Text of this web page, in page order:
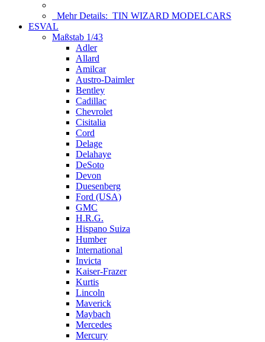
Mehr Details: TIN WIZARD MODELCARS
ESVAL
Maßstab 1/43
Adler
Allard
Amilcar
Austro-Daimler
Bentley
Cadillac
Chevrolet
Cisitalia
Cord
Delage
Delahaye
DeSoto
Devon
Duesenberg
Ford (USA)
GMC
H.R.G.
Hispano Suiza
Humber
International
Invicta
Kaiser-Frazer
Kurtis
Lincoln
Maverick
Maybach
Mercedes
Mercury